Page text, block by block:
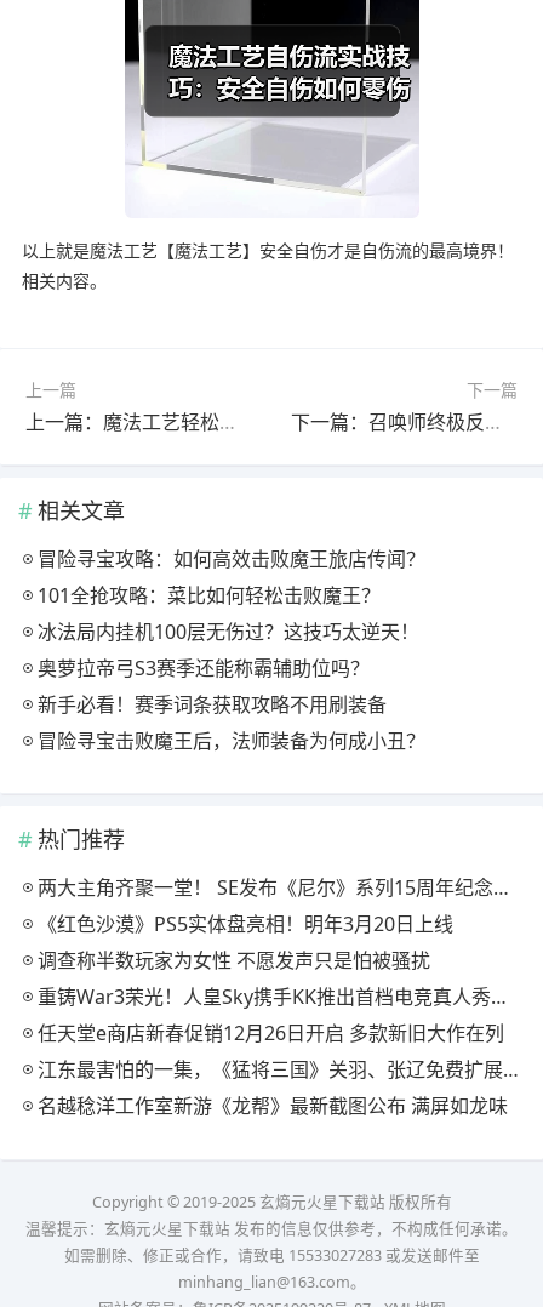
以上就是魔法工艺【魔法工艺】安全自伤才是自伤流的最高境界！
相关内容。
上一篇
上一篇：魔法工艺轻松刷怪秘籍：仙术·老兵烧烤攻略
下一篇
下一篇：召唤师终极反击！魔法工艺高伤害组合如何让你勒死boss？
相关文章
冒险寻宝攻略：如何高效击败魔王旅店传闻？
101全抢攻略：菜比如何轻松击败魔王？
冰法局内挂机100层无伤过？这技巧太逆天！
奥萝拉帝弓S3赛季还能称霸辅助位吗？
新手必看！赛季词条获取攻略不用刷装备
冒险寻宝击败魔王后，法师装备为何成小丑？
热门推荐
两大主角齐聚一堂！ SE发布《尼尔》系列15周年纪念典藏套装
《红色沙漠》PS5实体盘亮相！明年3月20日上线
调查称半数玩家为女性 不愿发声只是怕被骚扰
重铸War3荣光！人皇Sky携手KK推出首档电竞真人秀《寻找下一个Sky》
任天堂e商店新春促销12月26日开启 多款新旧大作在列
江东最害怕的一集，《猛将三国》关羽、张辽免费扩展包现已上线
名越稔洋工作室新游《龙帮》最新截图公布 满屏如龙味
Copyright © 2019-2025 玄熵元火星下载站 版权所有
温馨提示：玄熵元火星下载站 发布的信息仅供参考，不构成任何承诺。
如需删除、修正或合作，请致电 15533027283 或发送邮件至
minhang_lian@163.com。